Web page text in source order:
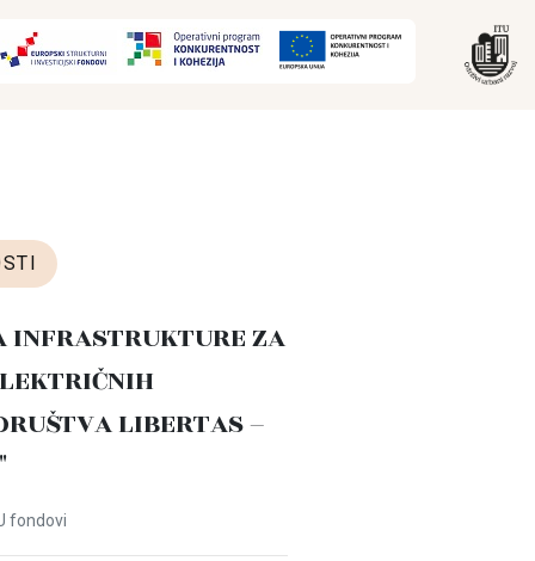
INFRASTRUKTURE ZA
LIBERTAS –
fondovi